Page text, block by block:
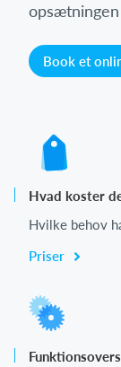
Book et
Hvad koster
Hvilke behov
Priser